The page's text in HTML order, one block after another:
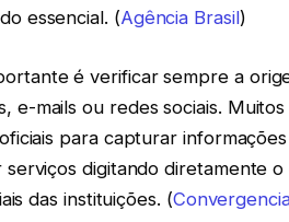
essencial. (Agência Brasil)
é verificar sempre a
e-mails ou redes sociais.
para capturar
serviços digitando diretamente
das instituições. (